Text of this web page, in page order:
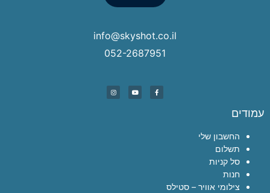
info@skyshot.co.il
052-2687951
עמודים
החשבון שלי
תשלום
סל קניות
חנות
צילומי אוויר – סטילס